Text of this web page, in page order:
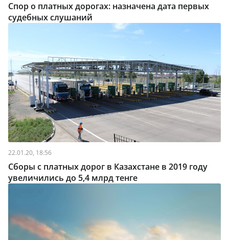
Спор о платных дорогах: назначена дата первых
судебных слушаний
22.01.20, 18:56
Сборы с платных дорог в Казахстане в 2019 году
увеличились до 5,4 млрд тенге